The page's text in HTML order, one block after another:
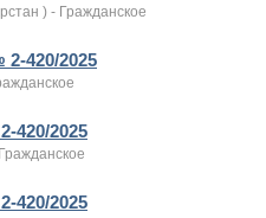
) - Гражданское
2-420/2025
420/2025
420/2025